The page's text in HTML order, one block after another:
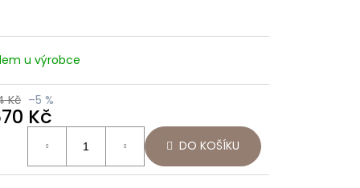
u výrobce
Kč –5 %
Kč
DO KOŠÍKU
Následující
NEREZOVÉ
SÍTKO
ODTOKU